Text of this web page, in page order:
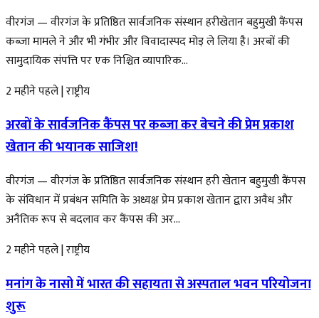
वीरगंज — वीरगंज के प्रतिष्ठित सार्वजनिक संस्थान हरीखेतान बहुमुखी कैंपस
कब्जा मामले ने और भी गंभीर और विवादास्पद मोड़ ले लिया है। अरबों की
सामुदायिक संपत्ति पर एक निश्चित व्यापारिक...
2 महीने पहले|राष्ट्रीय
अरबों के सार्वजनिक कैंपस पर कब्जा कर बेचने की प्रेम प्रकाश
खेतान की भयानक साजिश!
वीरगंज — वीरगंज के प्रतिष्ठित सार्वजनिक संस्थान हरी खेतान बहुमुखी कैंपस
के संविधान में प्रबंधन समिति के अध्यक्ष प्रेम प्रकाश खेतान द्वारा अवैध और
अनैतिक रूप से बदलाव कर कैंपस की अर...
2 महीने पहले|राष्ट्रीय
मनांग के नासो में भारत की सहायता से अस्पताल भवन परियोजना
शुरू